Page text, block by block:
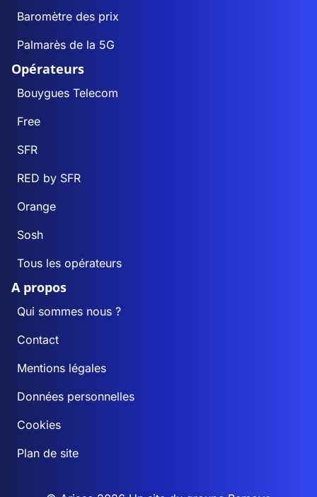
Baromètre des prix
Palmarès de la 5G
Opérateurs
Bouygues Telecom
Free
SFR
RED by SFR
Orange
Sosh
Tous les opérateurs
A propos
Qui sommes nous ?
Contact
Mentions légales
Données personnelles
Cookies
Plan de site